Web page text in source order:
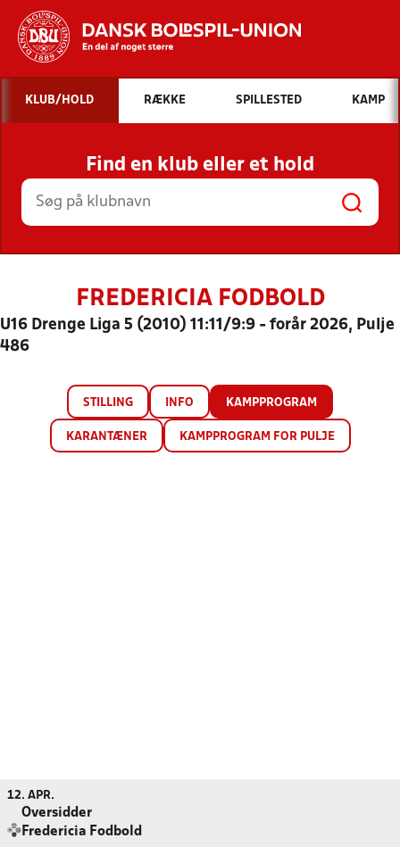
Hvad vil du søge efter?
INDHOLD OG NYHEDER
STILLINGER, RESULTATER, KLUBBER OG
HOLD
KLUB/HOLD RÆKKE SPILLESTED KAMP
Find en klub eller et hold
FREDERICIA FODBOLD
U16 Drenge Liga 5 (2010) 11:11/9:9 - forår 2026, Pulje
486
STILLING INFO KAMPPROGRAM
KARANTÆNER KAMPPROGRAM FOR PULJE
12. APR.
Oversidder
Fredericia Fodbold